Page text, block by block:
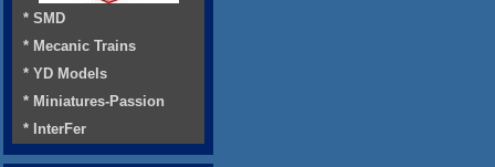
* SMD
* Mecanic Trains
* YD Models
* Miniatures-Passion
* InterFer